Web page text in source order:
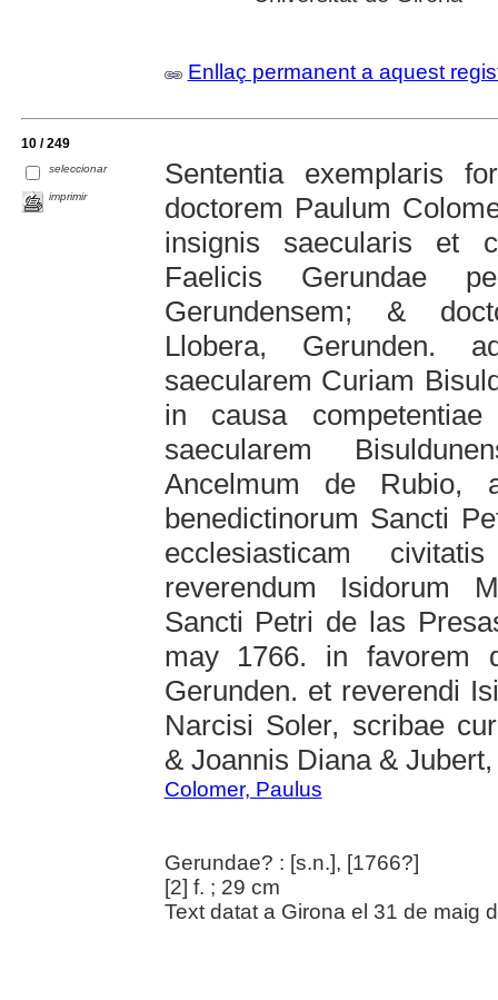
Enllaç permanent a aquest
10 / 249
seleccionar
imprimir
Sententia exemplaris
doctorem Paulum
insignis saecularis et
Faelicis Gerundae
Gerundensem; &
Llobera, Gerunden.
saecularem Curiam
in causa
saecularem
Ancelmum de Rubio,
benedictinorum Sancti
ecclesiasticam
reverendum Isidorum
Sancti Petri de las
may 1766. in favorem
Gerunden. et reverendi
Narcisi Soler, scribae
& Joannis Diana &
Colomer, Paulus
Gerundae? : [s.n.], [1766?]
[2] f. ; 29 cm
Text datat a Girona el 31 de maig